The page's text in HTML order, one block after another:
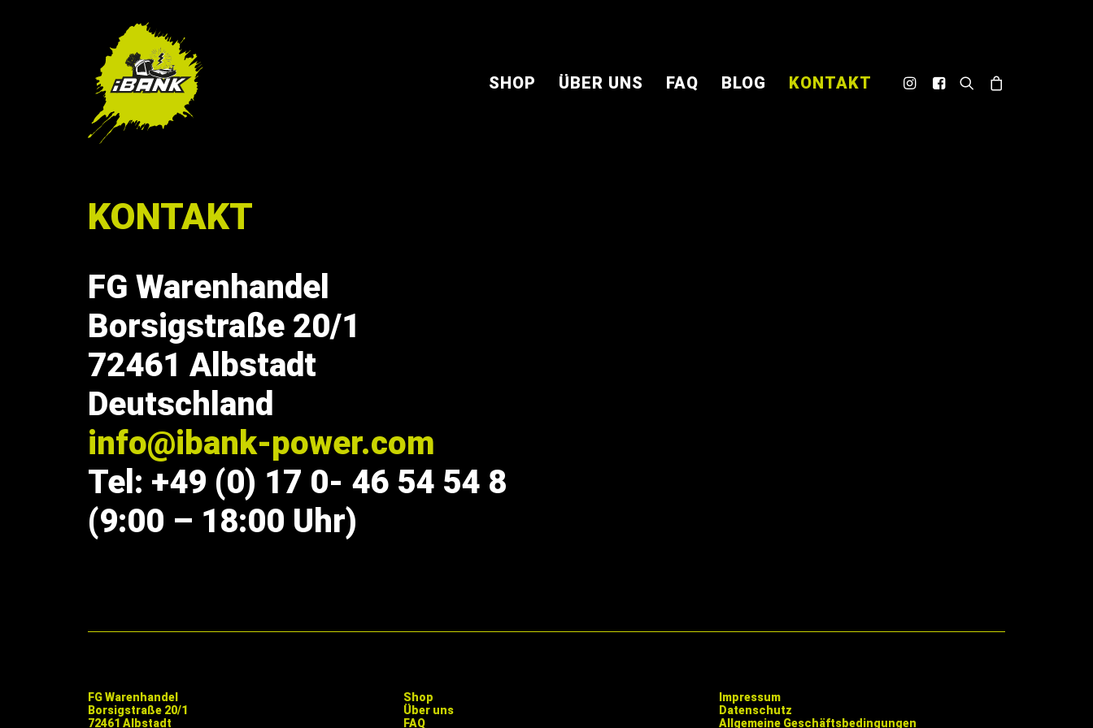
SHOP ÜBER UNS FAQ BLOG KONTAKT
KONTAKT
FG Warenhandel
Borsigstraße 20/1
72461 Albstadt
Deutschland
info@ibank-power.com
Tel: +49 (0) 17 0- 46 54 54 8
(9:00 – 18:00 Uhr)
FG Warenhandel
Borsigstraße 20/1
72461 Albstadt
Shop
Über uns
FAQ
Impressum
Datenschutz
Allgemeine Geschäftsbedingungen